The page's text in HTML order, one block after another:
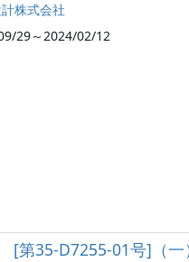
株式会社
29～2024/02/12
第35-D7255-01号]（一